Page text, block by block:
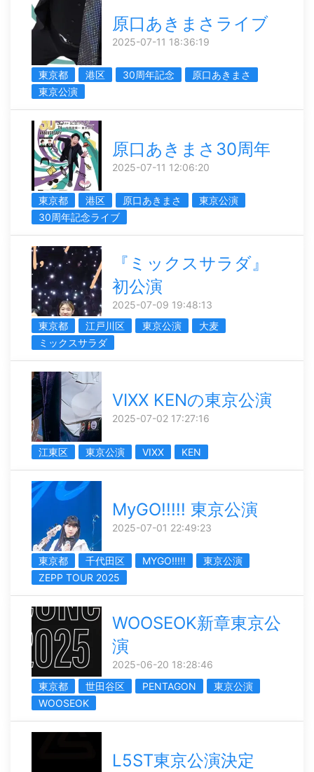
原口あきまさライブ
2025-07-11 18:36:19
東京都 港区 30周年記念
原口あきまさ
東京公演
原口あきまさ30周年
2025-07-11 12:06:20
東京都 港区 原口あきまさ
東京公演
30周年記念ライブ
『ミックスサラダ』
初公演
2025-07-09 19:48:13
東京都
江戸川区 東京公演
大麦
ミックスサラダ
VIXX KENの東京公演
2025-07-02 17:27:16
江東区 東京公演 VIXX KEN
MyGO!!!!! 東京公演
2025-07-01 22:49:23
東京都 千代田区 MYGO!!!!!
東京公演
ZEPP TOUR 2025
WOOSEOK新章東京公
演
2025-06-20 18:28:46
東京都
世田谷区 PENTAGON
東京公演
WOOSEOK
L5ST東京公演決定